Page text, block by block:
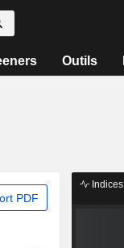
Outils
PDF
Indices